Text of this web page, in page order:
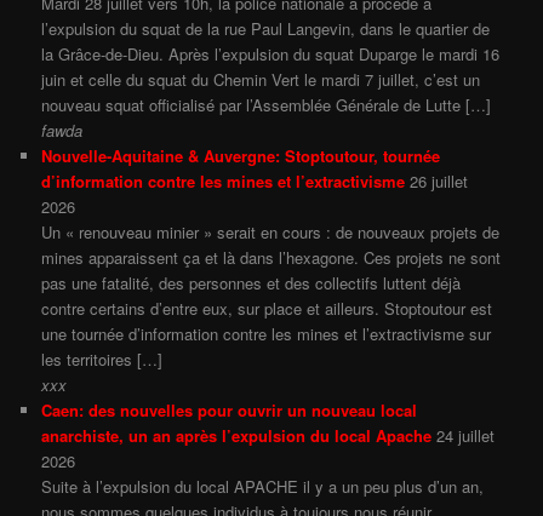
l’expulsion du squat de la rue Paul Langevin, dans le quartier de
la Grâce-de-Dieu. Après l’expulsion du squat Duparge le mardi 16
juin et celle du squat du Chemin Vert le mardi 7 juillet, c’est un
nouveau squat officialisé par l’Assemblée Générale de Lutte […]
fawda
Nouvelle-Aquitaine & Auvergne: Stoptoutour, tournée
d’information contre les mines et l’extractivisme 26 juillet
2026
Un « renouveau minier » serait en cours : de nouveaux projets de
mines apparaissent ça et là dans l’hexagone. Ces projets ne sont
pas une fatalité, des personnes et des collectifs luttent déjà
contre certains d’entre eux, sur place et ailleurs. Stoptoutour est
une tournée d’information contre les mines et l’extractivisme sur
les territoires […]
xxx
Caen: des nouvelles pour ouvrir un nouveau local
anarchiste, un an après l’expulsion du local Apache 24 juillet
2026
Suite à l’expulsion du local APACHE il y a un peu plus d’un an,